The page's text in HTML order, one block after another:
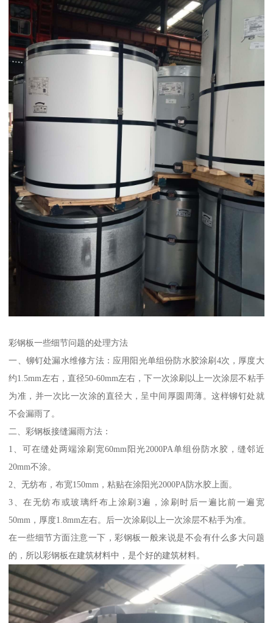
彩钢板一些细节问题的处理方法
一、铆钉处漏水维修方法：应用阳光单组份防水胶涂刷4次，厚度大
约1.5mm左右，直径50-60mm左右，下一次涂刷以上一次涂层不粘手
为准，并一次比一次涂的直径大，呈中间厚圆周薄。这样铆钉处就
不会漏雨了。
二、彩钢板接缝漏雨方法：
1、可在缝处两端涂刷宽60mm阳光2000PA单组份防水胶，缝邻近
20mm不涂。
2、无纺布，布宽150mm，粘贴在涂阳光2000PA防水胶上面。
3、在无纺布或玻璃纤布上涂刷3遍，涂刷时后一遍比前一遍宽
50mm，厚度1.8mm左右。后一次涂刷以上一次涂层不粘手为准。
在一些细节方面注意一下，彩钢板一般来说是不会有什么多大问题
的，所以彩钢板在建筑材料中，是个好的建筑材料。